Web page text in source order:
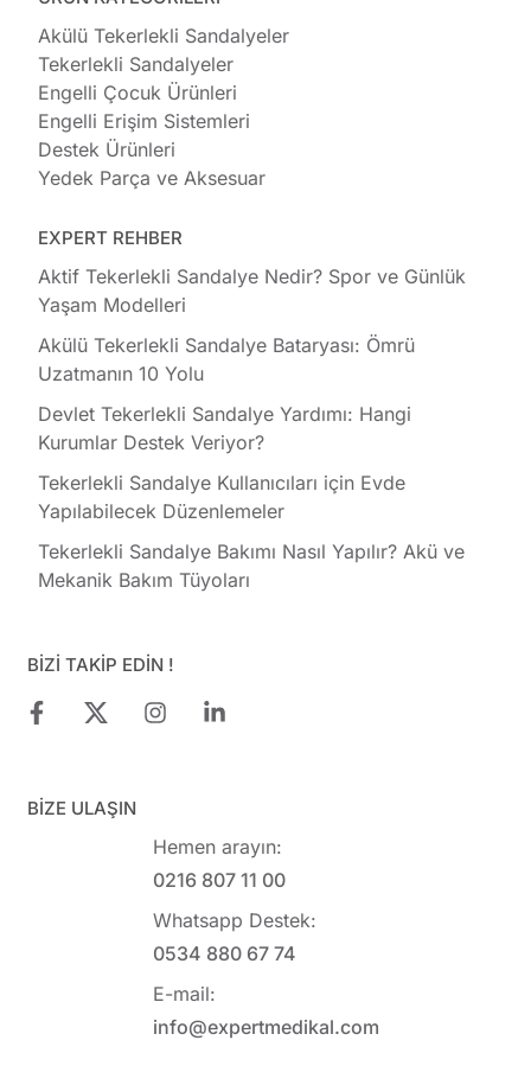
Akülü Tekerlekli Sandalyeler
Tekerlekli Sandalyeler
Engelli Çocuk Ürünleri
Engelli Erişim Sistemleri
Destek Ürünleri
Yedek Parça ve Aksesuar
EXPERT REHBER
Aktif Tekerlekli Sandalye Nedir? Spor ve Günlük
Yaşam Modelleri
Akülü Tekerlekli Sandalye Bataryası: Ömrü
Uzatmanın 10 Yolu
Devlet Tekerlekli Sandalye Yardımı: Hangi
Kurumlar Destek Veriyor?
Tekerlekli Sandalye Kullanıcıları için Evde
Yapılabilecek Düzenlemeler
Tekerlekli Sandalye Bakımı Nasıl Yapılır? Akü ve
Mekanik Bakım Tüyoları
BİZİ TAKİP EDİN !
BİZE ULAŞIN
Hemen arayın:
0216 807 11 00
Whatsapp Destek:
0534 880 67 74
E-mail:
info@expertmedikal.com